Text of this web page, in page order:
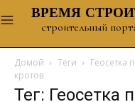
ВРЕМЯ
строительный
Домой Теги
Геосетка
кротов
Тег: Геосетка